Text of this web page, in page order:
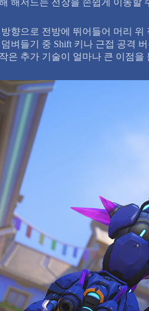
향으로 전방에 뛰어들어 머리
벼들기 중 Shift 키나 근접 공격
은 추가 기술이 얼마나 큰 이점